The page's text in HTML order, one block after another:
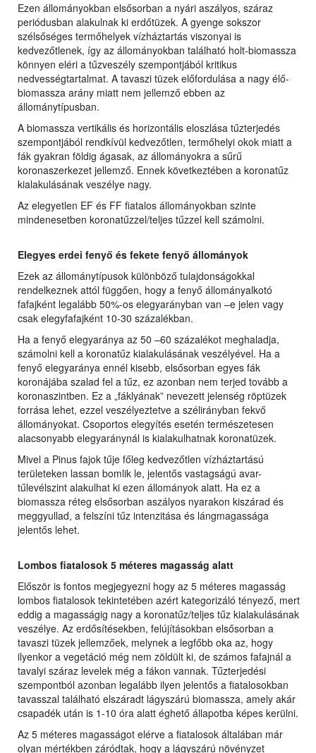
Ezen állományokban elsősorban a nyári aszályos, száraz
periódusban alakulnak ki erdőtüzek. A gyenge sokszor
szélsőséges termőhelyek vízháztartás viszonyai is
kedvezőtlenek, így az állományokban található holt-biomassza
könnyen eléri a tűzveszély szempontjából kritikus
nedvességtartalmat. A tavaszi tüzek előfordulása a nagy élő-
biomassza arány miatt nem jellemző ebben az
állománytípusban.
A biomassza vertikális és horizontális eloszlása tűzterjedés
szempontjából rendkívül kedvezőtlen, termőhelyi okok miatt a
fák gyakran földig ágasak, az állományokra a sűrű
koronaszerkezet jellemző. Ennek következtében a koronatűz
kialakulásának veszélye nagy.
Az elegyetlen EF és FF fiatalos állományokban szinte
mindenesetben koronatűzzel/teljes tűzzel kell számolni.
Elegyes erdei fenyő és fekete fenyő állományok
Ezek az állománytípusok különböző tulajdonságokkal
rendelkeznek attól függően, hogy a fenyő állományalkotó
fafajként legalább 50%-os elegyarányban van –e jelen vagy
csak elegyfafajként 10-30 százalékban.
Ha a fenyő elegyaránya az 50 –60 százalékot meghaladja,
számolni kell a koronatűz kialakulásának veszélyével. Ha a
fenyő elegyaránya ennél kisebb, elsősorban egyes fák
koronájába szalad fel a tűz, ez azonban nem terjed tovább a
koronaszintben. Ez a „fáklyának” nevezett jelenség röptüzek
forrása lehet, ezzel veszélyeztetve a szélirányban fekvő
állományokat. Csoportos elegyítés esetén természetesen
alacsonyabb elegyaránynál is kialakulhatnak koronatüzek.
Mivel a Pinus fajok tűje főleg kedvezőtlen vízháztartású
területeken lassan bomlik le, jelentős vastagságú avar-
tűlevélszint alakulhat ki ezen állományok alatt. Ha ez a
biomassza réteg elsősorban aszályos nyarakon kiszárad és
meggyullad, a felszíni tűz intenzitása és lángmagassága
jelentős lehet.
Lombos fiatalosok 5 méteres magasság alatt
Először is fontos megjegyezni hogy az 5 méteres magasság
lombos fiatalosok tekintetében azért kategorizáló tényező, mert
eddig a magasságig nagy a koronatűz/teljes tűz kialakulásának
veszélye. Az erdősítésekben, felújításokban elsősorban a
tavaszi tüzek jellemzőek, melynek a legfőbb oka az, hogy
ilyenkor a vegetáció még nem zöldült ki, de számos fafajnál a
tavalyi száraz levelek még a fákon vannak. Tűzterjedési
szempontból azonban legalább ilyen jelentős a fiatalosokban
tavasszal található elszáradt lágyszárú biomassza, amely akár
csapadék után is 1-10 óra alatt éghető állapotba képes kerülni.
Az 5 méteres magasságot elérve a fiatalosok általában már
olyan mértékben záródtak, hogy a lágyszárú növényzet